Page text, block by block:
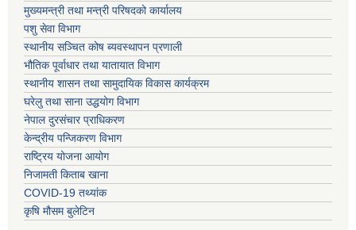
मुख्यमन्त्री तथा मन्त्री परिषदको कार्यालय
पशु सेवा विभाग
स्थानीय सञ्चित कोष ब्यवस्थापन प्रणाली
भौतिक पूर्वाधार तथा यातायात विभाग
स्थानीय शासन तथा सामुदायिक विकास कार्यक्रम
घरेलु तथा साना उद्धयोग विभाग
नेपाल दुरसंचार प्राधिकरण
केन्द्रीय पन्जिकरण विभाग
राष्ट्रिय योजना आयोग
निजामती किताब खाना
COVID-19 तथ्यांक
कृषि मौसम बुलेटिन